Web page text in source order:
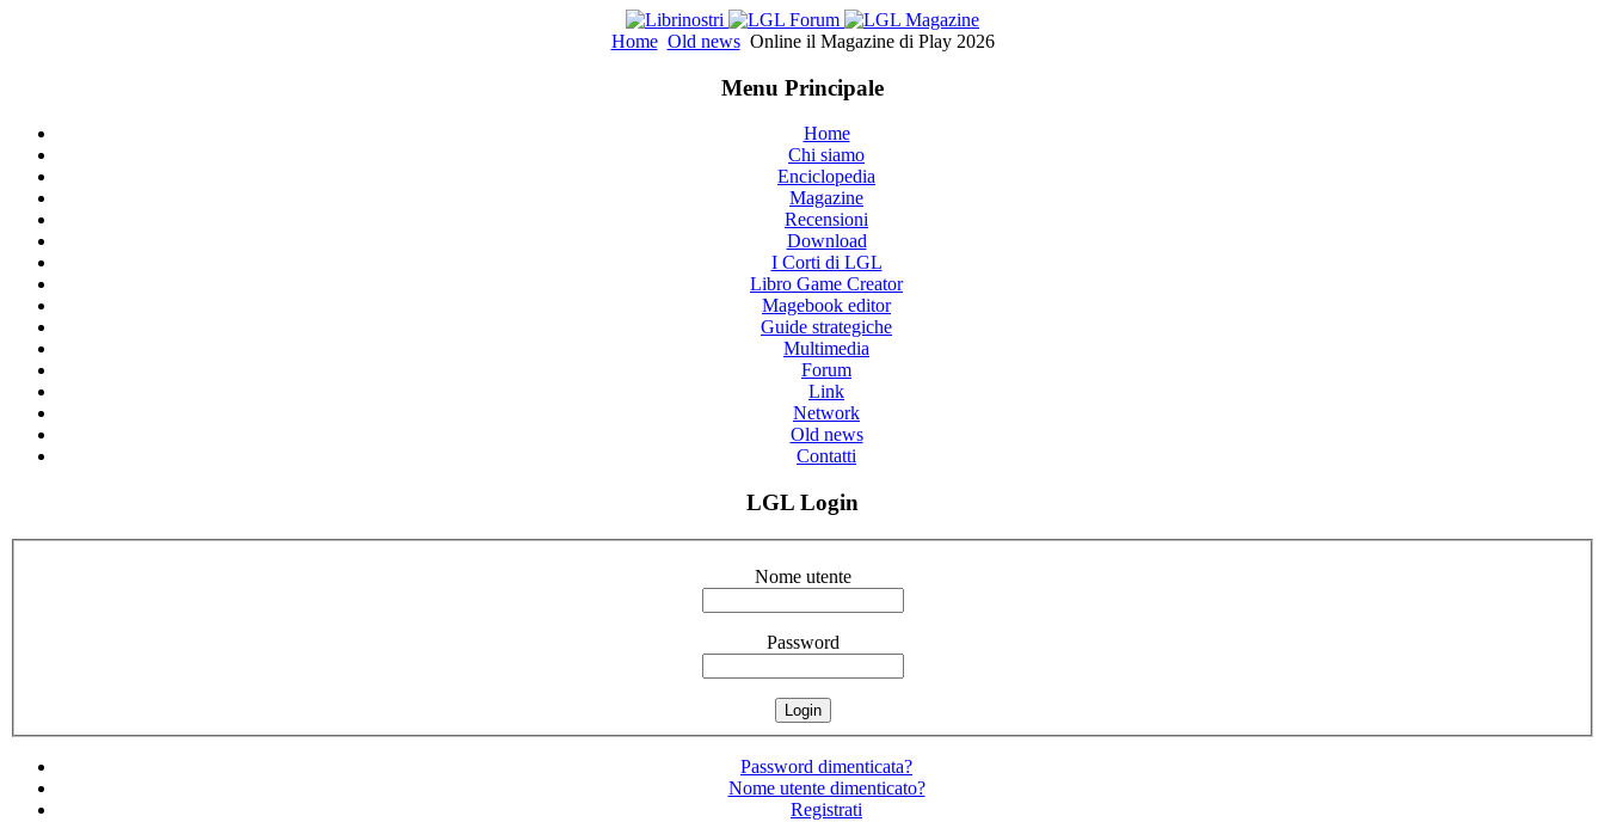
Home Old news Online il Magazine di Play 2026
Menu Principale
Home
Chi siamo
Enciclopedia
Magazine
Recensioni
Download
I Corti di LGL
Libro Game Creator
Magebook editor
Guide strategiche
Multimedia
Forum
Link
Network
Old news
Contatti
LGL Login
Nome utente
Password
Password dimenticata?
Nome utente dimenticato?
Registrati